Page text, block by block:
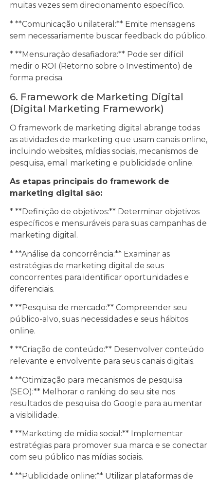
muitas vezes sem direcionamento específico.
* **Comunicação unilateral:** Emite mensagens
sem necessariamente buscar feedback do público.
* **Mensuração desafiadora:** Pode ser difícil
medir o ROI (Retorno sobre o Investimento) de
forma precisa.
6. Framework de Marketing Digital
(Digital Marketing Framework)
O framework de marketing digital abrange todas
as atividades de marketing que usam canais online,
incluindo websites, mídias sociais, mecanismos de
pesquisa, email marketing e publicidade online.
As etapas principais do framework de
marketing digital são:
* **Definição de objetivos:** Determinar objetivos
específicos e mensuráveis para suas campanhas de
marketing digital.
* **Análise da concorrência:** Examinar as
estratégias de marketing digital de seus
concorrentes para identificar oportunidades e
diferenciais.
* **Pesquisa de mercado:** Compreender seu
público-alvo, suas necessidades e seus hábitos
online.
* **Criação de conteúdo:** Desenvolver conteúdo
relevante e envolvente para seus canais digitais.
* **Otimização para mecanismos de pesquisa
(SEO):** Melhorar o ranking do seu site nos
resultados de pesquisa do Google para aumentar
a visibilidade.
* **Marketing de mídia social:** Implementar
estratégias para promover sua marca e se conectar
com seu público nas mídias sociais.
* **Publicidade online:** Utilizar plataformas de